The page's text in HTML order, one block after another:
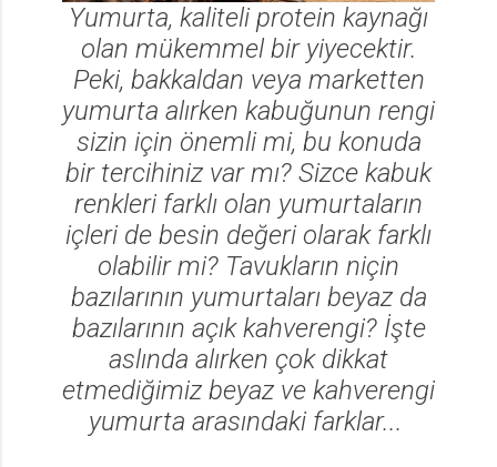
Yumurta, kaliteli protein kaynağı
olan mükemmel bir yiyecektir.
Peki, bakkaldan veya marketten
yumurta alırken kabuğunun rengi
sizin için önemli mi, bu konuda
bir tercihiniz var mı? Sizce kabuk
renkleri farklı olan yumurtaların
içleri de besin değeri olarak farklı
olabilir mi? Tavukların niçin
bazılarının yumurtaları beyaz da
bazılarının açık kahverengi? İşte
aslında alırken çok dikkat
etmediğimiz beyaz ve kahverengi
yumurta arasındaki farklar...